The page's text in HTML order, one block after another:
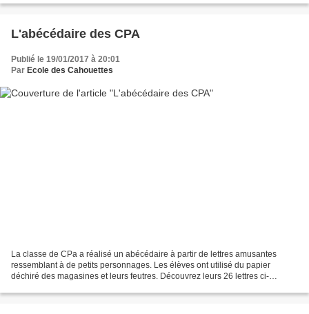
L'abécédaire des CPA
Publié le 19/01/2017 à 20:01
Par Ecole des Cahouettes
La classe de CPa a réalisé un abécédaire à partir de lettres amusantes
ressemblant à de petits personnages. Les élèves ont utilisé du papier
déchiré des magasines et leurs feutres. Découvrez leurs 26 lettres ci-